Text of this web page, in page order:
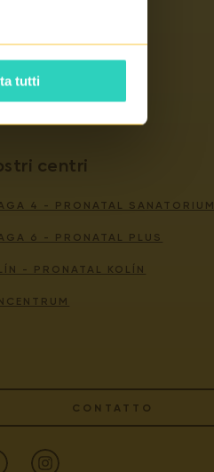
tutti
centri
4 - PRONATAL SANATORIUM
6 - PRONATAL PLUS
- PRONATAL KOLÍN
CONTATTO